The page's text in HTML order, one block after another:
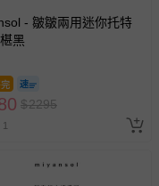
- 皺皺兩用迷你托特
黑
完
$2295